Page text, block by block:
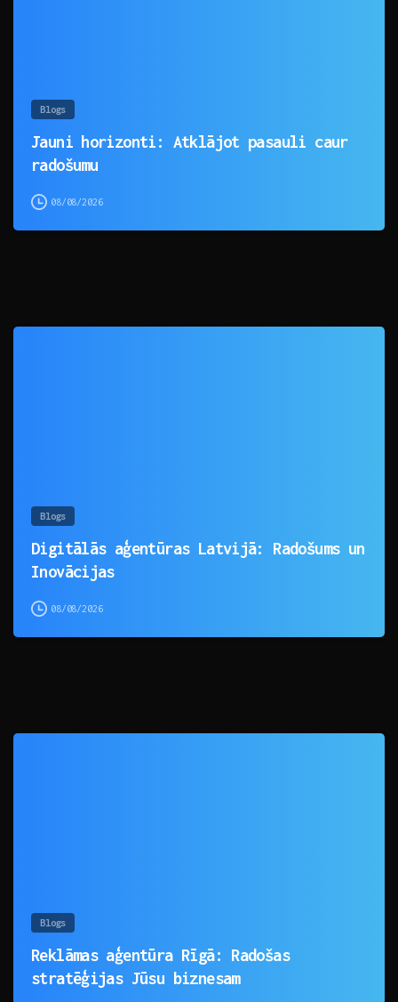
Blogs
Jauni horizonti: Atklājot pasauli caur
radošumu
08/08/2026
Blogs
Digitālās aģentūras Latvijā: Radošums un
Inovācijas
08/08/2026
Blogs
Reklāmas aģentūra Rīgā: Radošas
stratēģijas Jūsu biznesam